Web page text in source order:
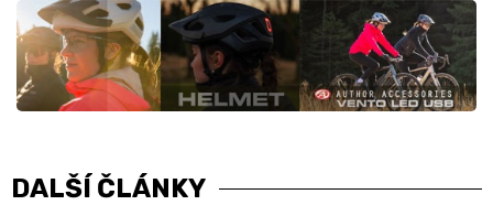
DALŠÍ ČLÁNKY